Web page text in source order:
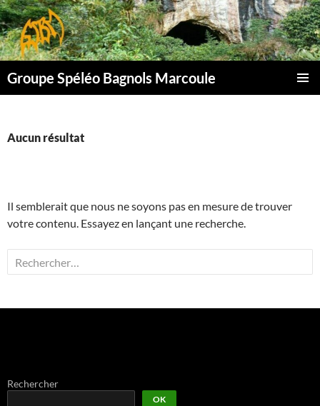
Aller
au
contenu
Groupe Spéléo Bagnols Marcoule
Aucun résultat
Il semblerait que nous ne soyons pas en mesure de trouver
votre contenu. Essayez en lançant une recherche.
Rechercher :
Rechercher
OK